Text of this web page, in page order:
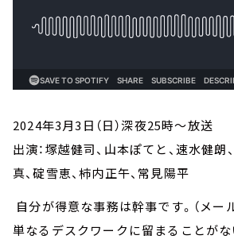
2024年3月3日（日）深夜25時～放送
出演：塚越健司、山本ぽてと、速水健朗
真、碇雪恵、柿内正午、常見陽平
自分が得意な事務は幹事です。（メー
単なるデスクワークに留まることが